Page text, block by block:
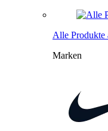
Alle Produkte
Marken